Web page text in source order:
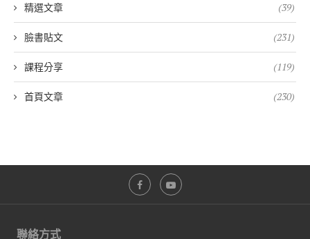
精選文章 (39)
臉書貼文 (231)
課程分享 (119)
首頁文章 (230)
聯絡方式